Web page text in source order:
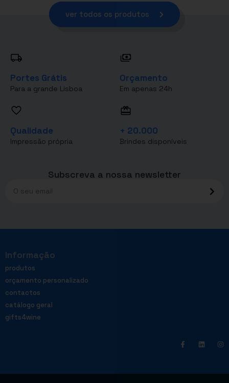
ver todos os produtos
Portes Grátis
Para a grande Lisboa
Orçamento
Em apenas 24h
Qualidade
Impressão própria
+ 20.000
Brindes disponíveis
Subscreva a nossa newsletter
Informação
produtos
orçamento personalizado
contactos
catálogo geral
gifts4wine